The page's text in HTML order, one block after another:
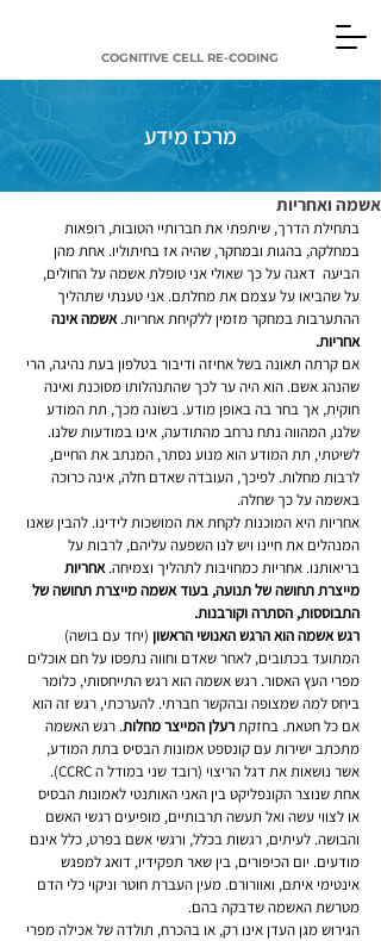
COGNITIVE CELL RE-CODING
מרכז מידע
אשמה ואחריות
בתחילת הדרך, שיתפתי את חברותיי הטובות, רופאות
במחלקה, בהגות ובמחקר, שהיה אז בחיתוליו. אחת מהן
הביעה  דאגה על כך שאולי אני טופלת אשמה על החולים,
על שהביאו על עצמם את מחלתם. אני טענתי שתהליך
ההתערבות במחקר מזמין ללקיחת אחריות. אשמה אינה
אחריות.
אם קרתה תאונה בשל אחיזה ודיבור בטלפון בעת נהיגה, הרי
שהנהג אשם. הוא היה ער לכך שהתנהלותו מסוכנת ואינה
חוקית, אך בחר בה באופן מודע. בשונה מכך, תת המודע
שלנו, המהווה נתח נרחב מהתודעה, אינו במודעות שלנו.
לשיטתי, תת המודע הוא מנוע נסתר, המנתב את החיים,
לרבות מחלות. לפיכך, העובדה שאדם חלה, אינה כרוכה
באשמה על כך שחלה.
אחריות היא המוכנות לקחת את המושכות לידינו. להבין שאנו
המנהלים את חיינו ויש לנו השפעה עליהם, לרבות על
בריאותנו. אחריות כמחויבות לתהליך וצמיחה. אחריות
מייצרת תחושה של תנועה, בעוד אשמה מייצרת תחושה של
התבוססות, הסתרה וקורבנות.
רגש אשמה הוא הרגש האנושי הראשון (יחד עם בושה)
המתועד בכתובים, לאחר שאדם וחווה נתפסו על חם אוכלים
מפרי העץ האסור. רגש אשמה הוא רגש התייחסותי, כלומר
ביחס למה שמצופה ובהקשר חברתי. להערכתי, רגש זה הוא
אם כל חטאת. בחזקת רעלן המייצר מחלות. רגש האשמה
מתכתב ישירות עם קונספט אמונות הבסיס בתת המודע,
אשר נושאות את דגל הריצוי (רובד שני במודל ה CCRC).
אחת שנוצר הקונפליקט בין האני האותנטי לאמונות הבסיס
או לצווי עשה ואל תעשה תרבותיים, מופיעים רגשי האשם
והבושה. לעיתים, רגשות בכלל, ורגשי אשם בפרט, כלל אינם
מודעים. יום הכיפורים, בין שאר תפקידיו, דואג למפגש
אינטימי איתם, ואוורורם. מעין העברת חוטר וניקוי כלי הדם
מטרשת האשמה שדבקה בהם.
הגירוש מגן העדן אינו רק, או בהכרח, תולדה של אכילה מפרי